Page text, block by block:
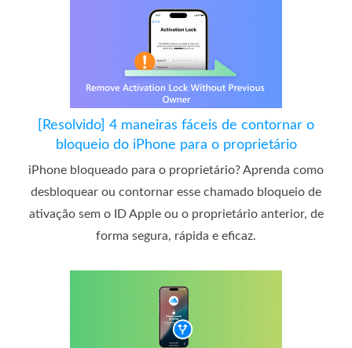
[Resolvido] 4 maneiras fáceis de contornar o
bloqueio do iPhone para o proprietário
iPhone bloqueado para o proprietário? Aprenda como
desbloquear ou contornar esse chamado bloqueio de
ativação sem o ID Apple ou o proprietário anterior, de
forma segura, rápida e eficaz.